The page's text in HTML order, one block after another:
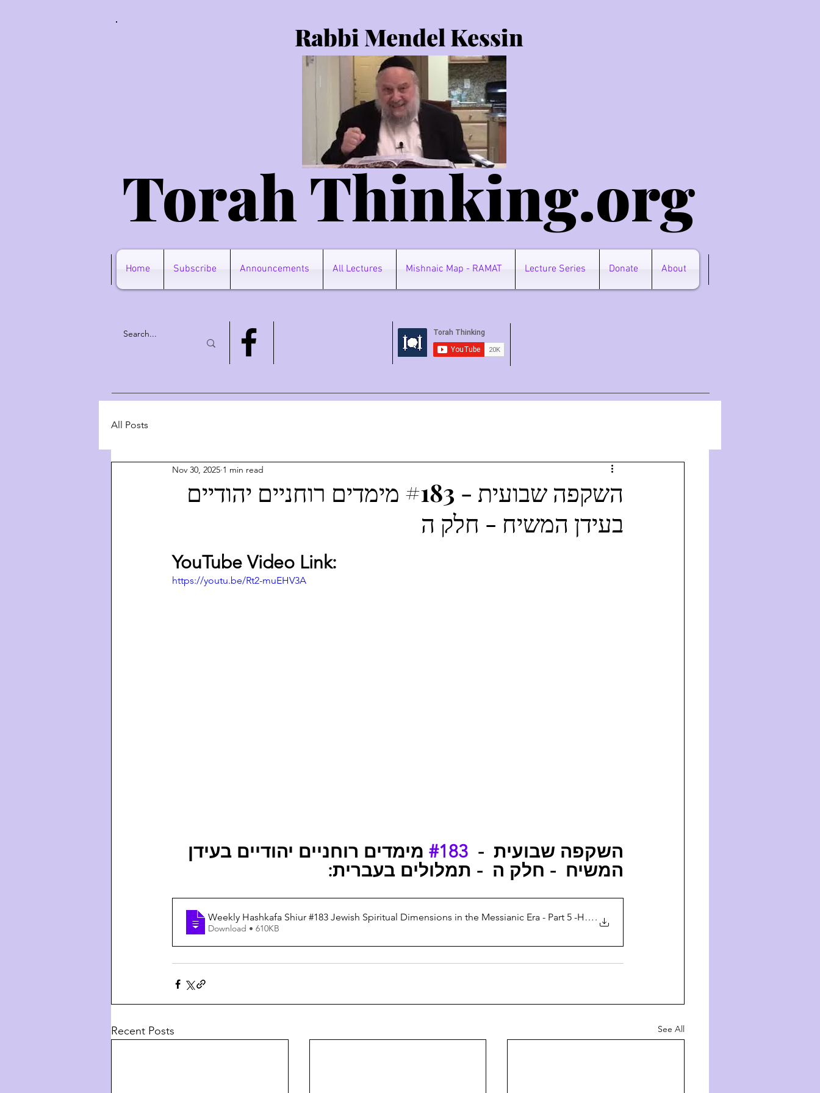
Rabbi Mendel Kessin
Torah Thinking.org
Home Subscribe Announcements All Lectures Mishnaic Map - RAMAT Lecture Series Donate About
All Posts
השקפה שבועית - #183 מימדים רוחניים יהודיים
בעידן המשיח - חלק ה
Nov 30, 2025 1 min read
YouTube Video Link:
https://youtu.be/Rt2-muEHV3A
השקפה שבועית  - #183 מימדים רוחניים יהודיים בעידן
המשיח  - חלק ה  - תמלולים בעברית:
Weekly Hashkafa Shiur #183 Jewish Spiritual Dimensions in the Messianic Era - Part 5 -Hebr.
Download • 610KB
Recent Posts See All